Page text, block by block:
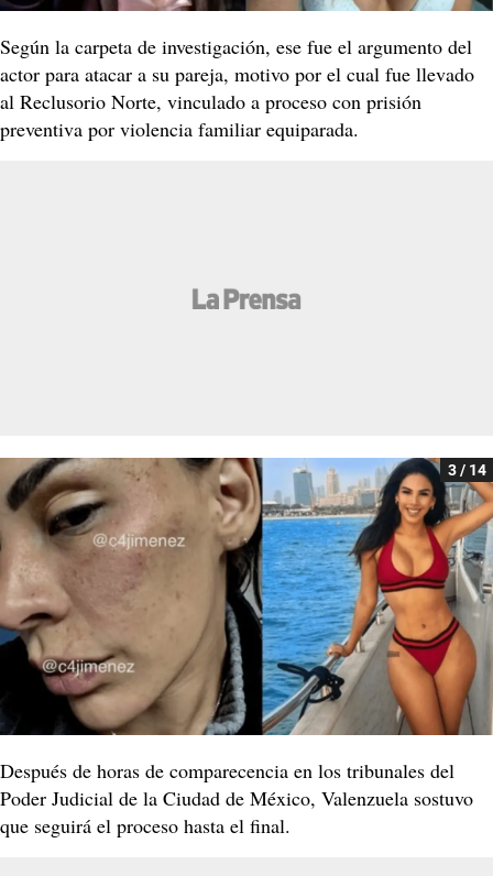
Según la carpeta de investigación, ese fue el argumento del
actor para atacar a su pareja, motivo por el cual fue llevado
al Reclusorio Norte, vinculado a proceso con prisión
preventiva por violencia familiar equiparada.
3 / 14
Después de horas de comparecencia en los tribunales del
Poder Judicial de la Ciudad de México, Valenzuela sostuvo
que seguirá el proceso hasta el final.